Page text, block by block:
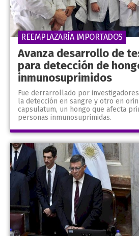
Avanza desarrollo de
para detección de
inmunosuprimidos
Fue derrarrollado por
la detección en sangre y otro en
capsulatum, un hongo que afecta
personas inmunosuprimidas.
REEMPLAZARÍA IMPORTADOS